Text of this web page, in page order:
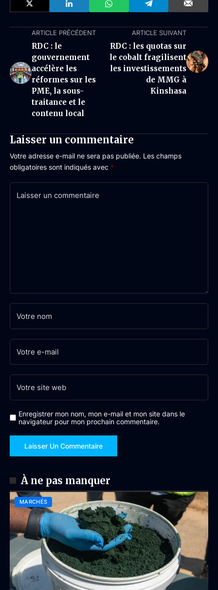
ARTICLE PRÉCÉDENT
RDC : le
gouvernement
accélère les
réformes sur les
PME, la sous-
traitance et le
contenu local
ARTICLE SUIVANT
RDC : les quotas sur
le cobalt fragilisent
les investissements
de MMG à
Kinshasa
Laisser un commentaire
Votre adresse e-mail ne sera pas publiée. Les champs
obligatoires sont indiqués avec *
Enregistrer mon nom, mon e-mail et mon site dans le
navigateur pour mon prochain commentaire.
À ne pas manquer
MARCHÉS